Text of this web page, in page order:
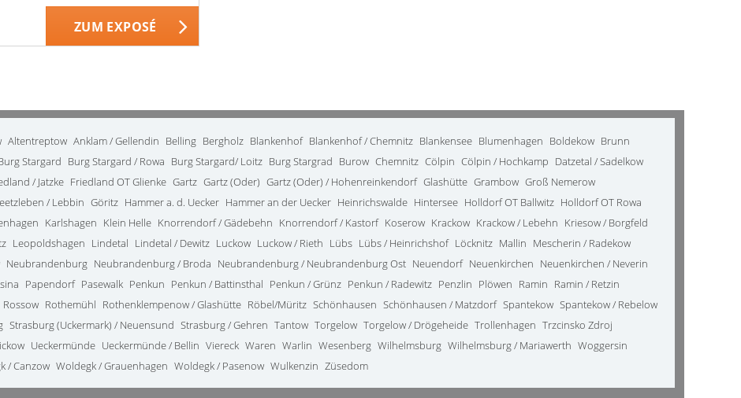
ZUM EXPOSÉ
Altentreptow Anklam / Gellendin Belling Bergholz Blankenhof Blankenhof / Chemnitz Blankensee Blumenhagen Boldekow Brunn
Stargard Burg Stargard / Rowa Burg Stargard/ Loitz Burg Stargrad Burow Chemnitz Cölpin Cölpin / Hochkamp Datzetal / Sadelkow
/ Jatzke Friedland OT Glienke Gartz Gartz (Oder) Gartz (Oder) / Hohenreinkendorf Glashütte Grambow Groß Nemerow
/ Lebbin Göritz Hammer a. d. Uecker Hammer an der Uecker Heinrichswalde Hintersee Holldorf OT Ballwitz Holldorf OT Rowa
Karlshagen Klein Helle Knorrendorf / Gädebehn Knorrendorf / Kastorf Koserow Krackow Krackow / Lebehn Kriesow / Borgfeld
Leopoldshagen Lindetal Lindetal / Dewitz Luckow Luckow / Rieth Lübs Lübs / Heinrichshof Löcknitz Mallin Mescherin / Radekow
Neubrandenburg Neubrandenburg / Broda Neubrandenburg / Neubrandenburg Ost Neuendorf Neuenkirchen Neuenkirchen / Neverin
Papendorf Pasewalk Penkun Penkun / Battinsthal Penkun / Grünz Penkun / Radewitz Penzlin Plöwen Ramin Ramin / Retzin
Rossow Rothemühl Rothenklempenow / Glashütte Röbel/Müritz Schönhausen Schönhausen / Matzdorf Spantekow Spantekow / Rebelow
Strasburg (Uckermark) / Neuensund Strasburg / Gehren Tantow Torgelow Torgelow / Drögeheide Trollenhagen Trzcinsko Zdroj
Ueckermünde Ueckermünde / Bellin Viereck Waren Warlin Wesenberg Wilhelmsburg Wilhelmsburg / Mariawerth Woggersin
/ Canzow Woldegk / Grauenhagen Woldegk / Pasenow Wulkenzin Züsedom